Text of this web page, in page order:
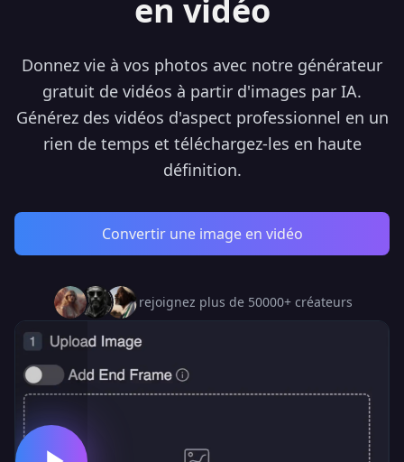
en vidéo
Donnez vie à vos photos avec notre générateur
gratuit de vidéos à partir d'images par IA.
Générez des vidéos d'aspect professionnel en un
rien de temps et téléchargez-les en haute
définition.
Convertir une image en vidéo
rejoignez plus de 50000+ créateurs